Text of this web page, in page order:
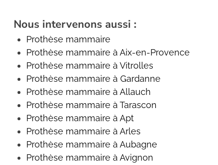
Nous intervenons aussi :
Prothèse mammaire
Prothèse mammaire à Aix-en-Provence
Prothèse mammaire à Vitrolles
Prothèse mammaire à Gardanne
Prothèse mammaire à Allauch
Prothèse mammaire à Tarascon
Prothèse mammaire à Apt
Prothèse mammaire à Arles
Prothèse mammaire à Aubagne
Prothèse mammaire à Avignon